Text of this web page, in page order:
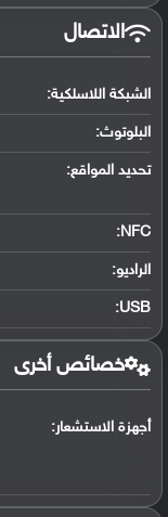
الاتصال
الشبكة اللاسلكية:
البلوتوث:
تحديد المواقع:
NFC
:
الراديو:
USB
:
خصائص أخرى
أجهزة الاستشعار: